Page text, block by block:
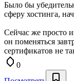
Было бы
сферу хостинга,
Сейчас же просто
он поменяться
сертификатов не
0